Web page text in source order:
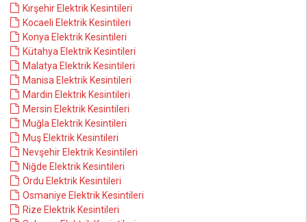
Kırşehir Elektrik Kesintileri
Kocaeli Elektrik Kesintileri
Konya Elektrik Kesintileri
Kütahya Elektrik Kesintileri
Malatya Elektrik Kesintileri
Manisa Elektrik Kesintileri
Mardin Elektrik Kesintileri
Mersin Elektrik Kesintileri
Muğla Elektrik Kesintileri
Muş Elektrik Kesintileri
Nevşehir Elektrik Kesintileri
Niğde Elektrik Kesintileri
Ordu Elektrik Kesintileri
Osmaniye Elektrik Kesintileri
Rize Elektrik Kesintileri